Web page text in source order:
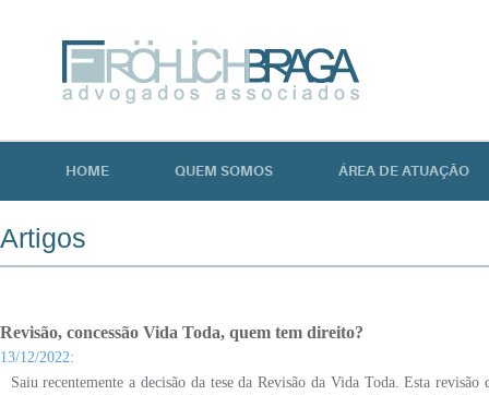
HOME QUEM SOMOS ÁREA DE ATUAÇÃO
Artigos
Revisão, concessão Vida Toda, quem tem direito?
13/12/2022:
Saiu recentemente a decisão da tese da Revisão da Vida Toda. Esta